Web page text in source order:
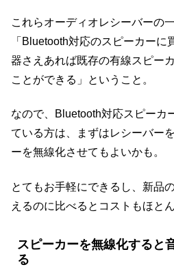
これらオーディオレシーバーの
「Bluetooth対応のスピーカー
器さえあれば既存の有線スピー
ことができる」ということ。
なので、Bluetooth対応スピーカ
ている方は、まずはレシーバー
ーを無線化させてもよいかも。
とてもお手軽にできるし、新品
えるのに比べるとコストもほと
スピーカーを無線化すると
る